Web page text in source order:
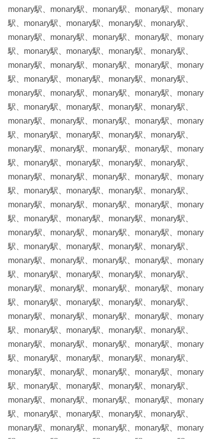
monary駅、monary駅、monary駅、monary駅、monary
駅、monary駅、monary駅、monary駅、monary駅、
monary駅、monary駅、monary駅、monary駅、monary
駅、monary駅、monary駅、monary駅、monary駅、
monary駅、monary駅、monary駅、monary駅、monary
駅、monary駅、monary駅、monary駅、monary駅、
monary駅、monary駅、monary駅、monary駅、monary
駅、monary駅、monary駅、monary駅、monary駅、
monary駅、monary駅、monary駅、monary駅、monary
駅、monary駅、monary駅、monary駅、monary駅、
monary駅、monary駅、monary駅、monary駅、monary
駅、monary駅、monary駅、monary駅、monary駅、
monary駅、monary駅、monary駅、monary駅、monary
駅、monary駅、monary駅、monary駅、monary駅、
monary駅、monary駅、monary駅、monary駅、monary
駅、monary駅、monary駅、monary駅、monary駅、
monary駅、monary駅、monary駅、monary駅、monary
駅、monary駅、monary駅、monary駅、monary駅、
monary駅、monary駅、monary駅、monary駅、monary
駅、monary駅、monary駅、monary駅、monary駅、
monary駅、monary駅、monary駅、monary駅、monary
駅、monary駅、monary駅、monary駅、monary駅、
monary駅、monary駅、monary駅、monary駅、monary
駅、monary駅、monary駅、monary駅、monary駅、
monary駅、monary駅、monary駅、monary駅、monary
駅、monary駅、monary駅、monary駅、monary駅、
monary駅、monary駅、monary駅、monary駅、monary
駅、monary駅、monary駅、monary駅、monary駅、
monary駅、monary駅、monary駅、monary駅、monary
駅、monary駅、monary駅、monary駅、monary駅、
monary駅、monary駅、monary駅、monary駅、monary